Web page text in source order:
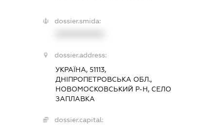
dossier.smida:
dossier.address:
УКРАЇНА, 51113,
ДНІПРОПЕТРОВСЬКА ОБЛ.,
НОВОМОСКОВСЬКИЙ Р-Н, СЕЛО
ЗАПЛАВКА
dossier.capital: